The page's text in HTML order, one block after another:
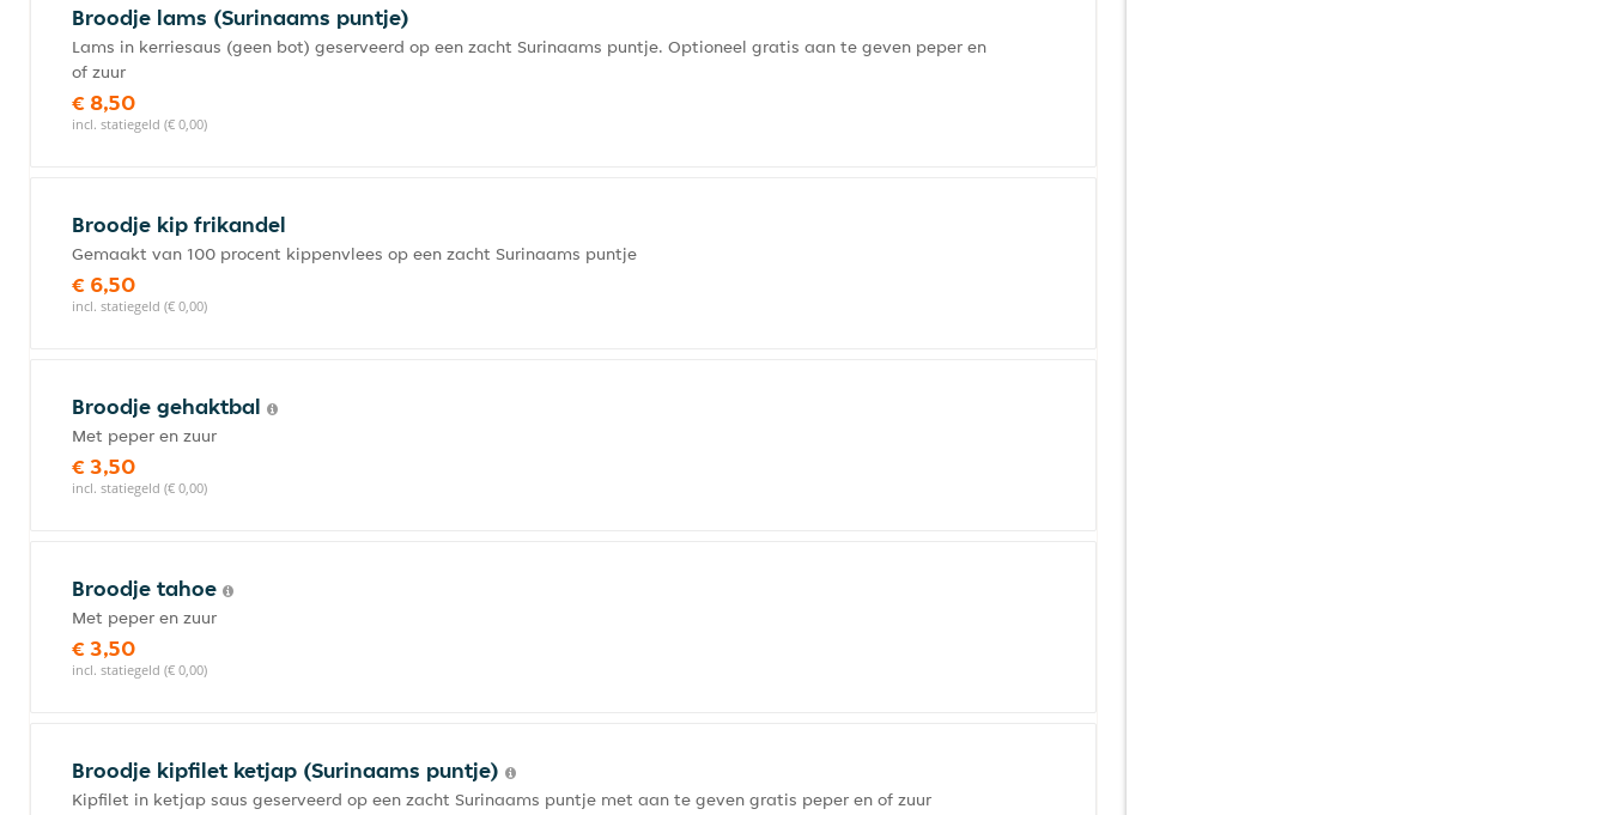
Broodje lams (Surinaams puntje)
Lams in kerriesaus (geen bot) geserveerd op een zacht Surinaams puntje. Optioneel gratis aan te geven peper en
of zuur
€ 8,50
incl. statiegeld (€ 0,00)
Broodje kip frikandel
Gemaakt van 100 procent kippenvlees op een zacht Surinaams puntje
€ 6,50
incl. statiegeld (€ 0,00)
Broodje gehaktbal
Met peper en zuur
€ 3,50
incl. statiegeld (€ 0,00)
Broodje tahoe
Met peper en zuur
€ 3,50
incl. statiegeld (€ 0,00)
Broodje kipfilet ketjap (Surinaams puntje)
Kipfilet in ketjap saus geserveerd op een zacht Surinaams puntje met aan te geven gratis peper en of zuur